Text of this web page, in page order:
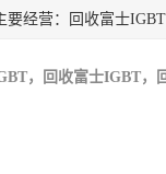
，回收富士IGBT，